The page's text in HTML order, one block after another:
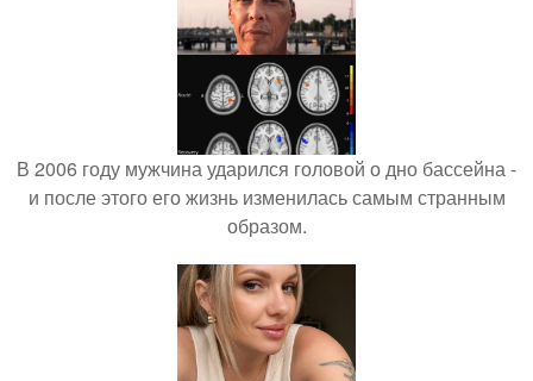
В 2006 году мужчина ударился головой о дно бассейна -
и после этого его жизнь изменилась самым странным
образом.